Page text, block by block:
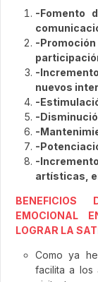
-Fomento
-
-
nuevos
-
-
-
-
-
artísticas,
BENEFICIOS
EMOCIONAL
LOGRAR LA
Como ya
facilita a los